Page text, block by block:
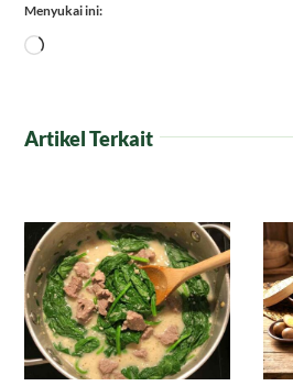
Menyukai ini:
Memuat...
Artikel Terkait